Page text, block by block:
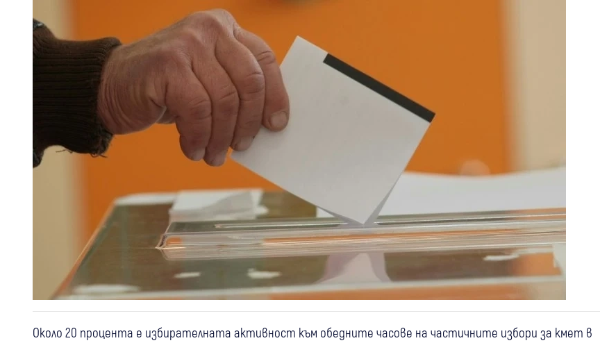
Около 20 процента е избирателната активност към обедните часове на частичните избори за кмет в